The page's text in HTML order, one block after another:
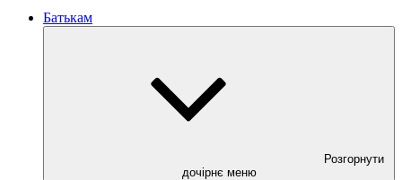
Батькам
Розгорнути
дочірнє меню